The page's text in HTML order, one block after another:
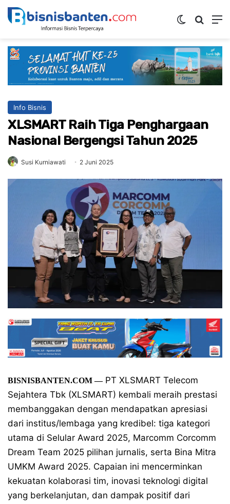
Switch skin
Info Bisnis
XLSMART Raih Tiga Penghargaan
Nasional Bergengsi Tahun 2025
Susi Kurniawati 2 Juni 2025
BISNISBANTEN.COM —PT XLSMART Telecom
Sejahtera Tbk (XLSMART) kembali meraih prestasi
membanggakan dengan mendapatkan apresiasi
dari institus/lembaga yang kredibel: tiga kategori
utama di Selular Award 2025, Marcomm Corcomm
Dream Team 2025 pilihan jurnalis, serta Bina Mitra
UMKM Award 2025. Capaian ini mencerminkan
kekuatan kolaborasi tim, inovasi teknologi digital
yang berkelanjutan, dan dampak positif dari